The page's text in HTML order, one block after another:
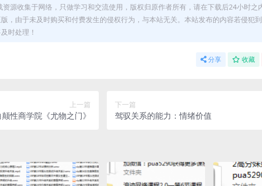
源收集于网络，只做学习和交流使用，版权归原作者所有，请在下载后24小时之
，由于未及时购买和付费发生的侵权行为，与本站无关。本站发布的内容若侵犯
时处理！
分享 收藏
上一篇
性商学院《尤物之门》
下一篇
驾驭关系的能力：情绪价值